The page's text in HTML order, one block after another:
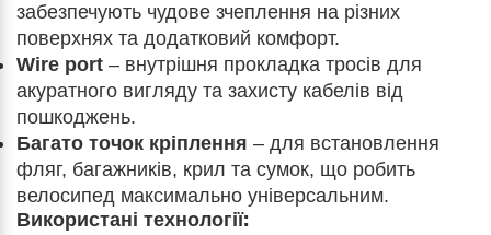
забезпечують чудове зчеплення на різних
поверхнях та додатковий комфорт.
Wire port – внутрішня прокладка тросів для
акуратного вигляду та захисту кабелів від
пошкоджень.
Багато точок кріплення – для встановлення
фляг, багажників, крил та сумок, що робить
велосипед максимально універсальним.
Використані технології: